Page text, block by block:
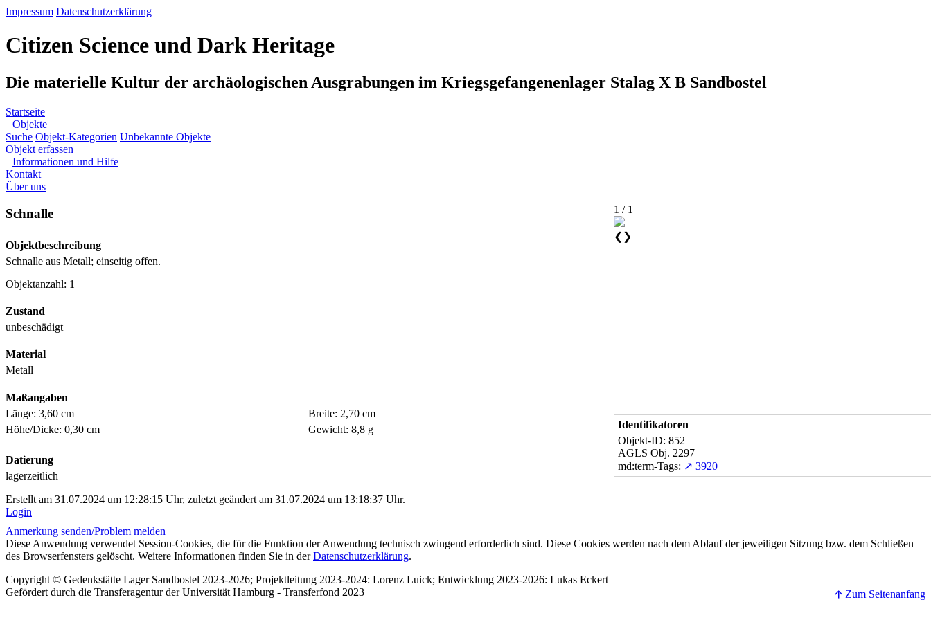
Impressum Datenschutzerklärung
Citizen Science und Dark Heritage
Die materielle Kultur der archäologischen Ausgrabungen im Kriegsgefangenenlager Stalag X B Sandbostel
Startseite
Objekte
Suche Objekt-Kategorien Unbekannte Objekte
Objekt erfassen
Informationen und Hilfe
Kontakt
Über uns
Schnalle
Objektbeschreibung
Schnalle aus Metall; einseitig offen.
Objektanzahl: 1
Zustand
unbeschädigt
Material
Metall
Maßangaben
Länge: 3,60 cm
Breite: 2,70 cm
Höhe/Dicke: 0,30 cm
Gewicht: 8,8 g
Datierung
lagerzeitlich
1 / 1
❮ ❯
Identifikatoren
Objekt-ID: 852
AGLS Obj. 2297
md:term-Tags: ↗ 3920
Erstellt am 31.07.2024 um 12:28:15 Uhr, zuletzt geändert am 31.07.2024 um 13:18:37 Uhr.
Login
Anmerkung senden/Problem melden
Diese Anwendung verwendet Session-Cookies, die für die Funktion der Anwendung technisch zwingend erforderlich sind. Diese Cookies werden nach dem Ablauf der jeweiligen Sitzung bzw. dem Schließen
des Browserfensters gelöscht. Weitere Informationen finden Sie in derDatenschutzerklärung.
Copyright © Gedenkstätte Lager Sandbostel 2023-2026; Projektleitung 2023-2024: Lorenz Luick; Entwicklung 2023-2026: Lukas Eckert
Gefördert durch die Transferagentur der Universität Hamburg - Transferfond 2023
🡩 Zum Seitenanfang